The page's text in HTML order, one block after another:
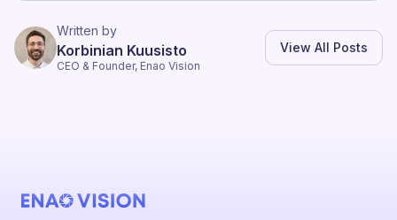
Written by
Korbinian Kuusisto
CEO & Founder, Enao Vision
View All Posts